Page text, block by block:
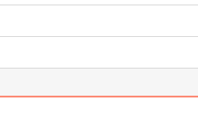
О, НО По запросу